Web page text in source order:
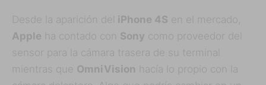
Desde la aparición del iPhone 4S en el mercado,
Apple ha contado con Sony como proveedor del
sensor para la cámara trasera de su terminal
mientras que OmniVision hacía lo propio con la